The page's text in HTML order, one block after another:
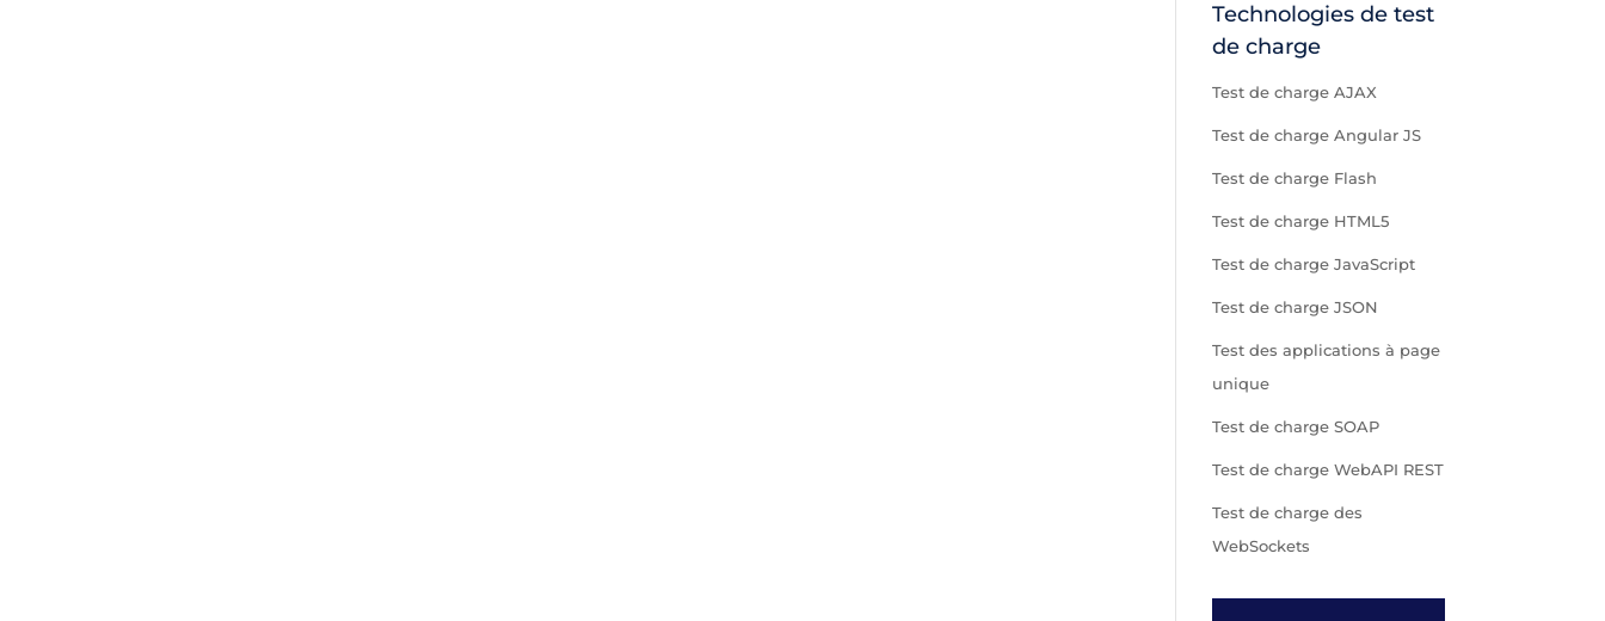
Technologies de test
de charge
Test de charge AJAX
Test de charge Angular JS
Test de charge Flash
Test de charge HTML5
Test de charge JavaScript
Test de charge JSON
Test des applications à page
unique
Test de charge SOAP
Test de charge WebAPI REST
Test de charge des
WebSockets